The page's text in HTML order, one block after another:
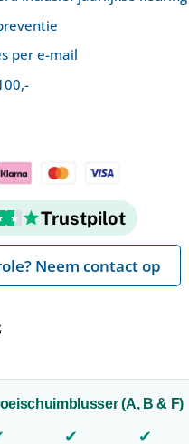
per e-mail
Trustpilot
Neem contact op
(A, B & F)
✔ ✔